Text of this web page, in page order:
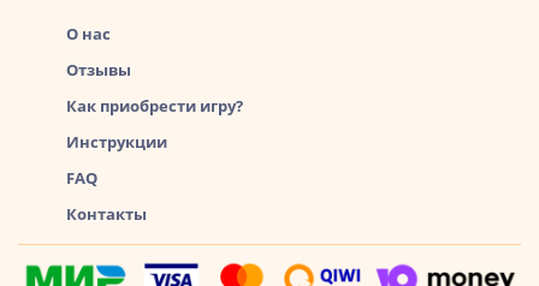
О нас
Отзывы
Как приобрести игру?
Инструкции
FAQ
Контакты